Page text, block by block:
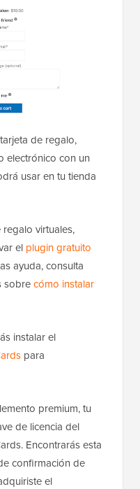
de regalo,
electrónico con un
usar en tu tienda
virtuales,
el plugin gratuito
ayuda, consulta
sobrecómo instalar
instalar el
para
premium, tu
de licencia del
Encontrarás esta
confirmación de
el